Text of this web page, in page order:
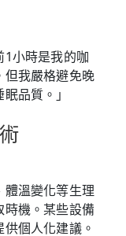
1小時是我的咖
但我嚴格避免晚
品質。」
溫變化等生理
時機。某些設備
個人化建議。